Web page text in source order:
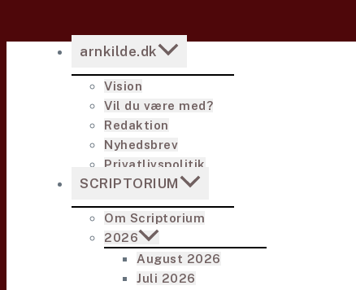
arnkilde.dk
Vision
Vil du være med?
Redaktion
Nyhedsbrev
Privatlivspolitik
SCRIPTORIUM
Om Scriptorium
2026
August 2026
Juli 2026